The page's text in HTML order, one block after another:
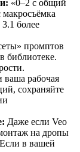
«0–2 с общий
более
промптов
библиотеке.
ваша рабочая
сохраняйте
Даже если Veo
на дропы
в вашей